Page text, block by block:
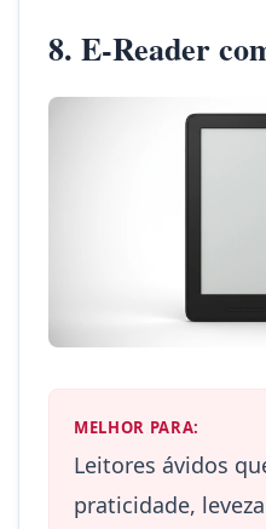
8. E-Reader
MELHOR PARA:
Leitores ávidos
praticidade,